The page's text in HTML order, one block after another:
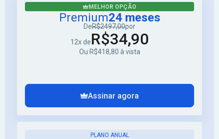
MELHOR OPÇÃO
Premium24 meses
DeR$2497,00por
12x deR$34,90
Ou R$418,80 à vista
Assinar agora
PLANO ANUAL